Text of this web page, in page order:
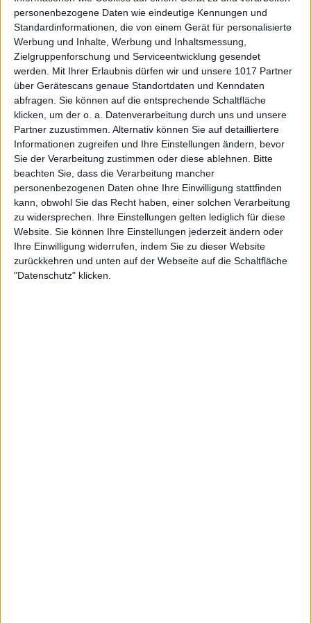
personenbezogene Daten wie eindeutige Kennungen und
Standardinformationen, die von einem Gerät für personalisierte
Werbung und Inhalte, Werbung und Inhaltsmessung,
Zielgruppenforschung und Serviceentwicklung gesendet
werden.
Mit Ihrer Erlaubnis dürfen wir und unsere 1017 Partner
über Gerätescans genaue Standortdaten und Kenndaten
abfragen. Sie können auf die entsprechende Schaltfläche
klicken, um der o. a. Datenverarbeitung durch uns und unsere
Partner zuzustimmen. Alternativ können Sie auf detailliertere
Informationen zugreifen und Ihre Einstellungen ändern, bevor
Sie der Verarbeitung zustimmen oder diese ablehnen.
Bitte
beachten Sie, dass die Verarbeitung mancher
personenbezogenen Daten ohne Ihre Einwilligung stattfinden
kann, obwohl Sie das Recht haben, einer solchen Verarbeitung
zu widersprechen. Ihre Einstellungen gelten lediglich für diese
Website. Sie können Ihre Einstellungen jederzeit ändern oder
Ihre Einwilligung widerrufen, indem Sie zu dieser Website
zurückkehren und unten auf der Webseite auf die Schaltfläche
"Datenschutz" klicken.